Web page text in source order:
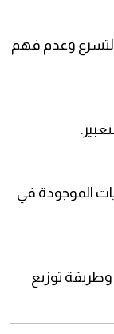
وعدم فهم
الموجودة في
توزيع